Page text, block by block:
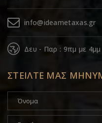
info@ideametaxas.gr
Δευ - Παρ : 9πμ με 4μμ
ΣΤΕΙΛΤΕ ΜΑΣ